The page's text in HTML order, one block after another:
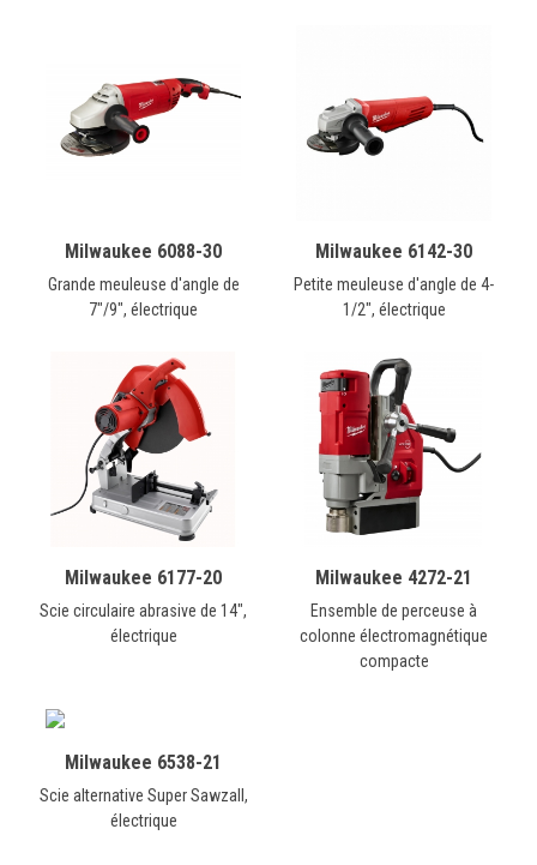
Milwaukee 6088-30
Grande meuleuse d'angle de
7"/9", électrique
Milwaukee 6142-30
Petite meuleuse d'angle de 4-
1/2", électrique
Milwaukee 6177-20
Scie circulaire abrasive de 14",
électrique
Milwaukee 4272-21
Ensemble de perceuse à
colonne électromagnétique
compacte
Milwaukee 6538-21
Scie alternative Super Sawzall,
électrique